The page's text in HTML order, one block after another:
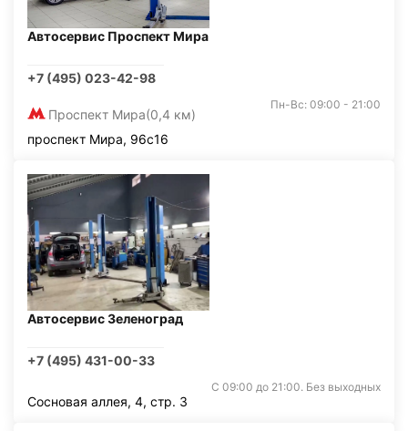
Автосервис Проспект Мира
+7 (495) 023-42-98
Проспект Мира(0,4 км)
Пн-Вс: 09:00 - 21:00
проспект Мира, 96с16
Автосервис Зеленоград
+7 (495) 431-00-33
С 09:00 до 21:00. Без выходных
Сосновая аллея, 4, стр. 3